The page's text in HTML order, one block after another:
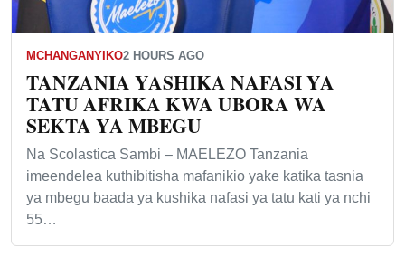
MCHANGANYIKO2 HOURS AGO
TANZANIA YASHIKA NAFASI YA
TATU AFRIKA KWA UBORA WA
SEKTA YA MBEGU
Na Scolastica Sambi – MAELEZO Tanzania
imeendelea kuthibitisha mafanikio yake katika tasnia
ya mbegu baada ya kushika nafasi ya tatu kati ya nchi
55…